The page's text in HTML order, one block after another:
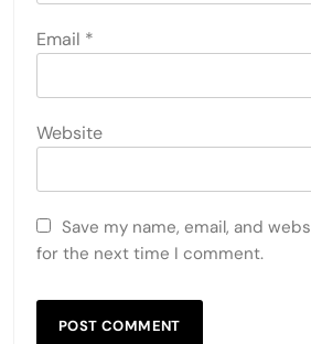
Email *
Website
Save my name, email, and
for the next time I comment.